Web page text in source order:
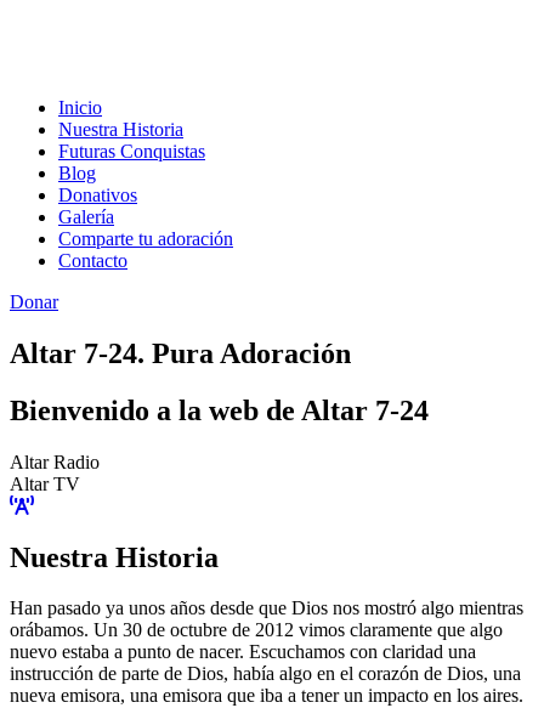
Inicio
Nuestra Historia
Futuras Conquistas
Blog
Donativos
Galería
Comparte tu adoración
Contacto
Donar
Altar 7-24. Pura Adoración
Bienvenido a la web de Altar 7-24
Altar Radio
Altar TV
Nuestra Historia
Han pasado ya unos años desde que Dios nos mostró algo mientras
orábamos. Un 30 de octubre de 2012 vimos claramente que algo
nuevo estaba a punto de nacer. Escuchamos con claridad una
instrucción de parte de Dios, había algo en el corazón de Dios, una
nueva emisora, una emisora que iba a tener un impacto en los aires.